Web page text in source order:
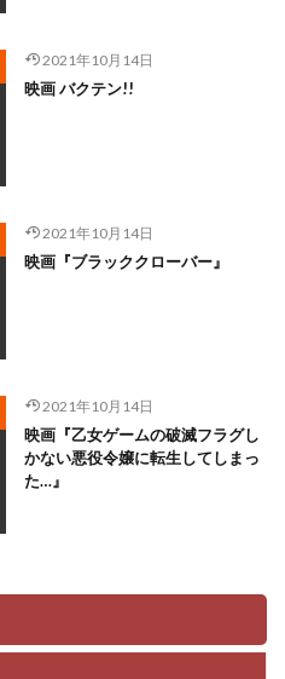
2021年10月14日
映画 バクテン!!
2021年10月14日
映画『ブラッククローバー』
2021年10月14日
映画『乙女ゲームの破滅フラグし
かない悪役令嬢に転生してしまっ
た…』